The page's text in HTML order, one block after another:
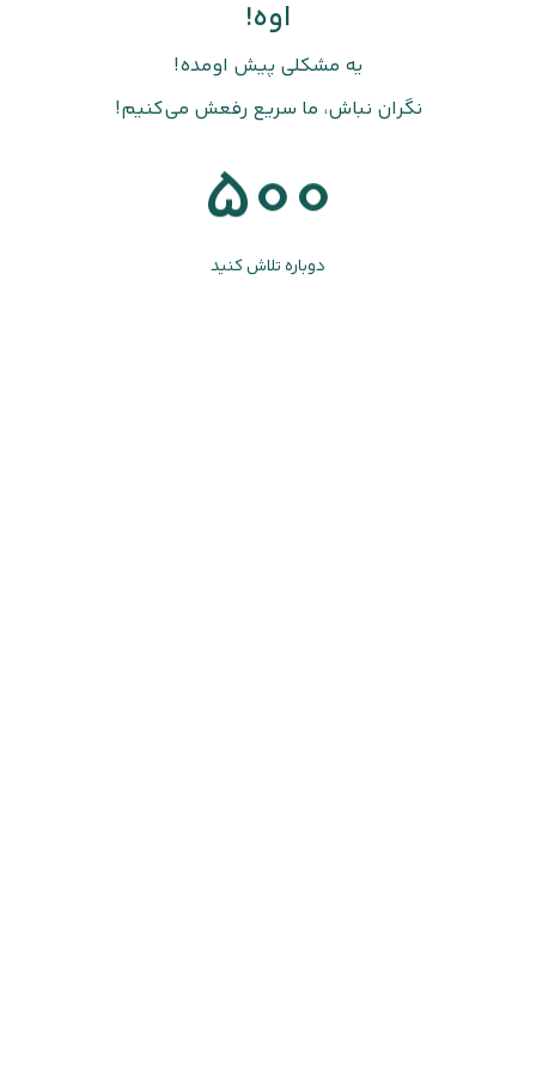
اوه!
یه مشکلی پیش اومده!
نگران نباش، ما سریع رفعش می‌کنیم!
500
دوباره تلاش کنید